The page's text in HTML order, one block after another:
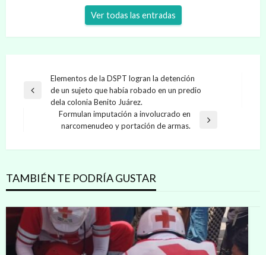
Ver todas las entradas
Navegación
de
entradas
Entrada
Elementos de la DSPT logran la detención
de un sujeto que había robado en un predio
dela colonia Benito Juárez.
Entrada
Formulan imputación a involucrado en
narcomenudeo y portación de armas.
TAMBIÉN TE PODRÍA GUSTAR